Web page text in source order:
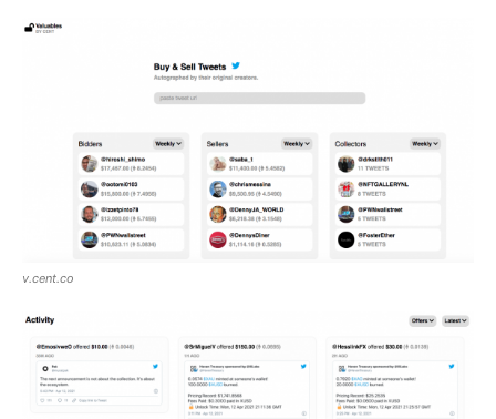
v.cent.co